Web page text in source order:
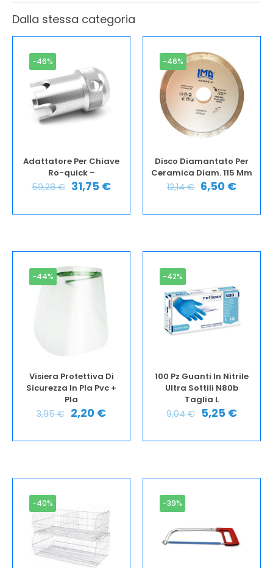
Dalla stessa categoria
-46%
Adattatore Per Chiave
Ro-quick –
59,28€ 31,75 €
-46%
Disco Diamantato Per
Ceramica Diam. 115 Mm
12,14€ 6,50 €
-44%
Visiera Protettiva Di
Sicurezza In Pla Pvc +
Pla
3,95€ 2,20 €
-42%
100 Pz Guanti In Nitrile
Ultra Sottili N80b
Taglia L
9,04€ 5,25 €
-40% -39%